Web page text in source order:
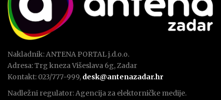
Nakladnik: ANTENA PORTAL j.d.o.o.
Adresa: Trg kneza Višeslava 6g, Zadar
Kontakt: 023/777-999, desk@antenazadar.hr
Nadležni regulator: Agencija za elektorničke medije.